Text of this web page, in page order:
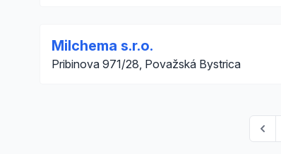
Milchema s.r.o.
Pribinova 971/28, Považská Bystrica